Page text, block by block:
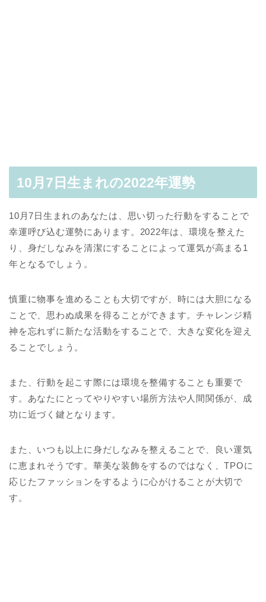
10月7日生まれの2022年運勢
10月7日生まれのあなたは、思い切った行動をすることで
幸運呼び込む運勢にあります。2022年は、環境を整えた
り、身だしなみを清潔にすることによって運気が高まる1
年となるでしょう。
慎重に物事を進めることも大切ですが、時には大胆になる
ことで、思わぬ成果を得ることができます。チャレンジ精
神を忘れずに新たな活動をすることで、大きな変化を迎え
ることでしょう。
また、行動を起こす際には環境を整備することも重要で
す。あなたにとってやりやすい場所方法や人間関係が、成
功に近づく鍵となります。
また、いつも以上に身だしなみを整えることで、良い運気
に恵まれそうです。華美な装飾をするのではなく、TPOに
応じたファッションをするように心がけることが大切で
す。